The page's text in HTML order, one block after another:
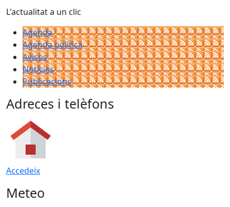
L'actualitat a un clic
Agenda
Agenda política
Avisos
Notícies
Publicacions
Adreces i telèfons
Accedeix
Meteo